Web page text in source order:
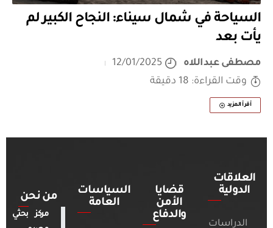
السياحة في شمال سيناء: النجاح الكبير لم
يأت بعد
مصطفى عبداللاه
12/01/2025
وقت القراءة: 18 دقيقة
أقرأ المزيد
العلاقات
الدولية
الدراسات
قضايا
الأمن
والدفاع
السياسات
العامة
من نحن
مركز بحثي